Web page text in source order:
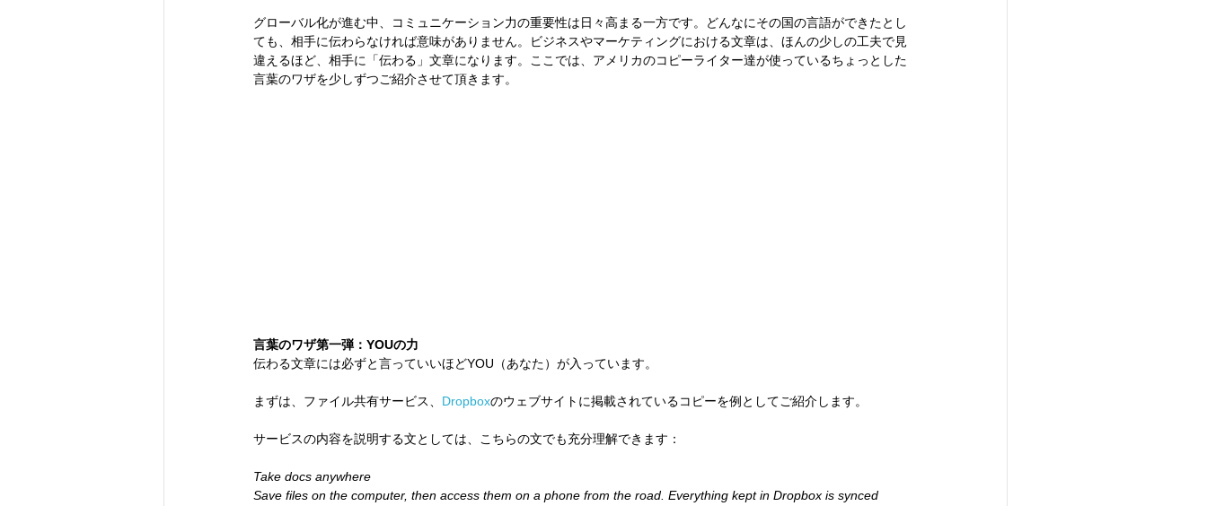
グローバル化が進む中、コミュニケーション力の重要性は日々高まる一方です。どんなにその国の言語ができたとし
ても、相手に伝わらなければ意味がありません。ビジネスやマーケティングにおける文章は、ほんの少しの工夫で見
違えるほど、相手に「伝わる」文章になります。ここでは、アメリカのコピーライター達が使っているちょっとした
言葉のワザを少しずつご紹介させて頂きます。
言葉のワザ第一弾：YOUの力
伝わる文章には必ずと言っていいほどYOU（あなた）が入っています。
まずは、ファイル共有サービス、 Dropboxのウェブサイトに掲載されているコピーを例としてご紹介します。
サービスの内容を説明する文としては、こちらの文でも充分理解できます：
Take docs anywhere
Save files on the computer, then access them on a phone from the road. Everything kept in Dropbox is synced